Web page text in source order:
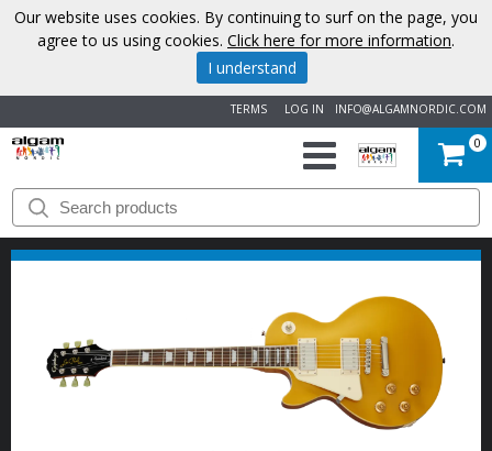
INFO@ALGAMNORDIC.COM
LOG IN
TERMS
START
BRANDS
ABOUT
0
Our website uses cookies. By continuing to surf on the page, you
agree to us using cookies. Click here for more information.
I understand